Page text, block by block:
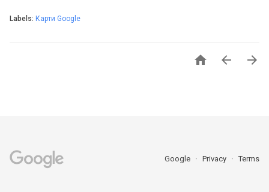
Labels: Карти Google
  
Google Privacy Terms